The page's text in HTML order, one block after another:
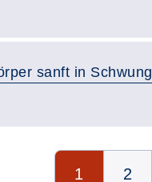
sanft in Schwung
1 2